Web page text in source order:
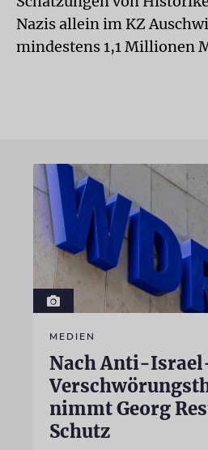
Nazis allein im KZ
mindestens 1,1 Millionen
MEDIEN
Nach Anti-
nimmt Georg
Schutz